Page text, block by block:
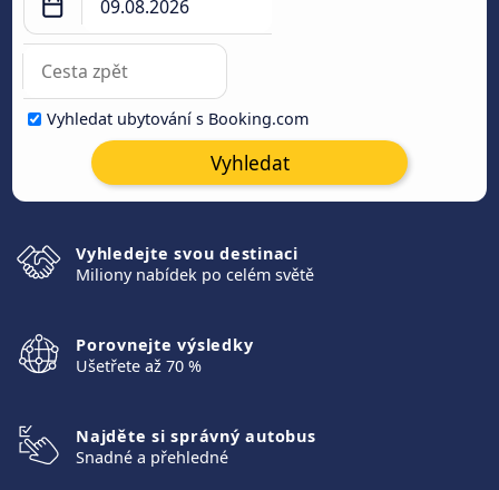
Vyhledat ubytování s Booking.com
Vyhledat
Vyhledejte svou destinaci
Miliony nabídek po celém světě
Porovnejte výsledky
Ušetřete až 70 %
Najděte si správný autobus
Snadné a přehledné